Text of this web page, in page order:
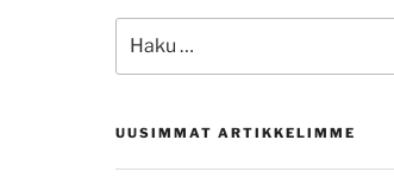
UUSIMMAT ARTIKKELIMME